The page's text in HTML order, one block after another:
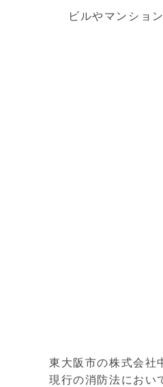
ビルやマンショ
東大阪市の株式会社
現行の消防法におい